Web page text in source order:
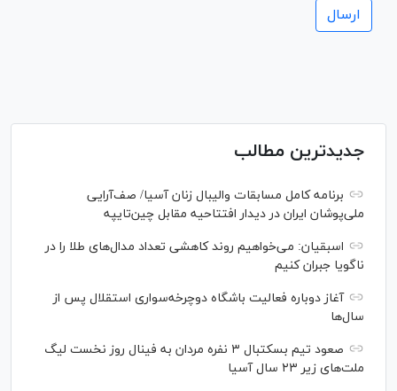
جدیدترین مطالب
برنامه کامل مسابقات والیبال زنان آسیا/ صف‌آرایی
ملی‌پوشان ایران در دیدار افتتاحیه مقابل چین‌تایپه
اسبقیان: می‌خواهیم روند کاهشی تعداد مدال‌های طلا را در
ناگویا جبران کنیم
آغاز دوباره فعالیت باشگاه دوچرخه‌سواری استقلال پس از
سال‌ها
صعود تیم بسکتبال ۳ نفره مردان به فینال روز نخست لیگ
ملت‌های زیر ۲۳ سال آسیا